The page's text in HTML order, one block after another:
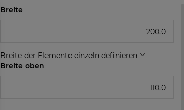
Breite
Breite der Elemente einzeln definieren
Breite oben